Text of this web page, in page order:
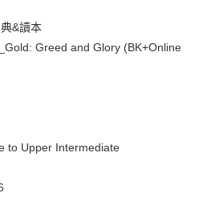
&讀本
Greed and Glory (BK+Online
to Upper Intermediate